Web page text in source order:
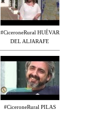
#CiceroneRural HUÉVAR
DEL ALJARAFE
#CiceroneRural PILAS